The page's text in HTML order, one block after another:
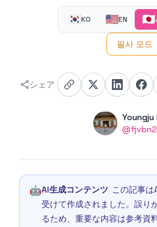
🇰🇷KO 🇺🇸EN 🇯🇵
필사 모드
シェア
Name
Youngju
Twitter
🤖AI生成コンテンツ この記事は
受けて作成されました。誤り
るため、重要な内容は参考資